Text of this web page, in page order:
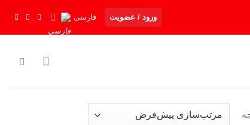
ورود / عضویت فارسی